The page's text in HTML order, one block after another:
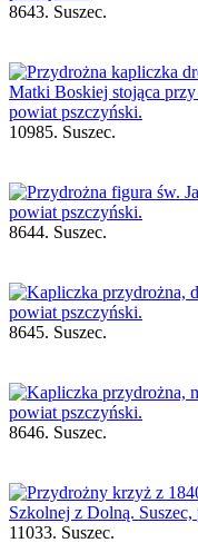
8643. Suszec.
10985. Suszec.
8644. Suszec.
8645. Suszec.
8646. Suszec.
11033. Suszec.